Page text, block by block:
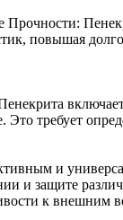
повышая
требует
и
и защите
к внешним